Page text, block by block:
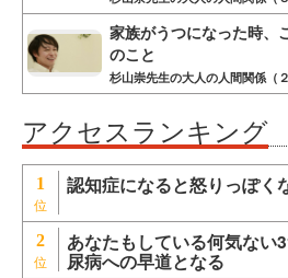
家族がうつになった時、
のこと
杉山崇先生の大人の人間関係（
アクセスランキング
1 認知症になると怒りっぽく
2 あなたもしている何気な
尿病への早道となる